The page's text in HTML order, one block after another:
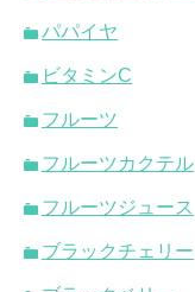
パパイヤ
ビタミンC
フルーツ
フルーツカクテル
フルーツジュース
ブラックチェリー